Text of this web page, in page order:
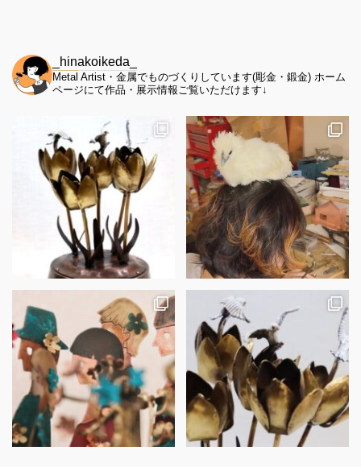
_hinakoikeda_
Metal Artist・金属でものづくりしています(彫金・鍛金) ホーム
ページにて作品・展示情報ご覧いただけます↓